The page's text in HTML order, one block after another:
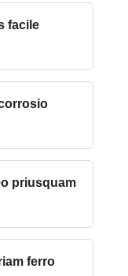
facile
priusquam
ferro